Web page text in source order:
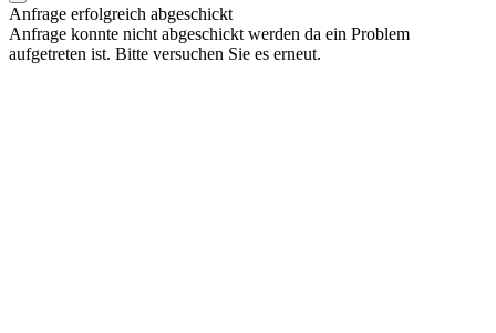
Anfrage erfolgreich abgeschickt
Anfrage konnte nicht abgeschickt werden da ein Problem
aufgetreten ist. Bitte versuchen Sie es erneut.